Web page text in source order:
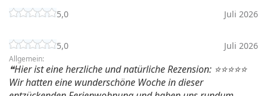
5,0 Juli 2026
5,0 Juli 2026
Allgemein:
Hier ist eine herzliche und natürliche Rezension: ⭐⭐⭐⭐⭐
Wir hatten eine wunderschöne Woche in dieser